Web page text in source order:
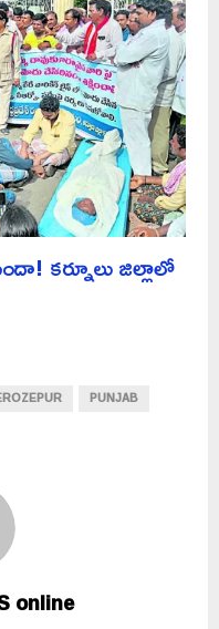
కర్నూలు జిల్లాలో
PUNJAB
online